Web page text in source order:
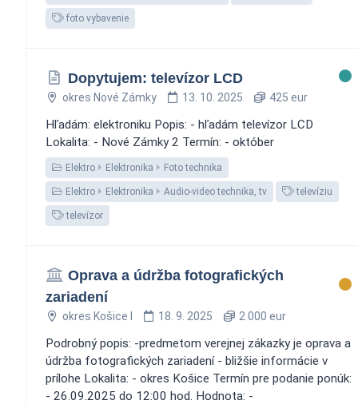
foto vybavenie
Dopytujem: televízor LCD
okres Nové Zámky 13. 10. 2025 425 eur
Hľadám: elektroniku Popis: - hľadám televízor LCD
Lokalita: - Nové Zámky 2 Termín: - október
Elektro Elektronika Foto technika
Elektro Elektronika Audio-video technika, tv televíziu
televízor
Oprava a údržba fotografických
zariadení
okres Košice I 18. 9. 2025 2 000 eur
Podrobný popis: -predmetom verejnej zákazky je oprava a
údržba fotografických zariadení - bližšie informácie v
prílohe Lokalita: - okres Košice Termín pre podanie ponúk:
- 26.09.2025 do 12:00 hod. Hodnota: -